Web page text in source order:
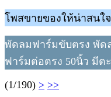
โพสขายของให้น่าสนใ
พัดลมฟาร์มขับตรง พัด
ฟาร์มต่อตรง 50นิ้ว มีต
(1/190) > >>